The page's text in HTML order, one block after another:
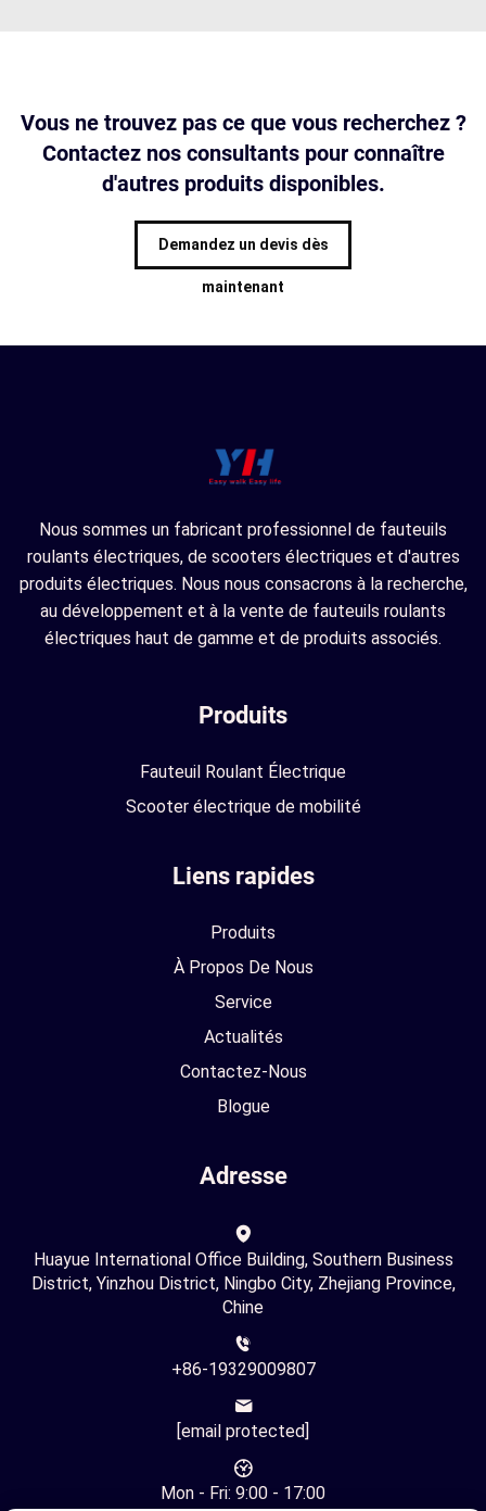
Vous ne trouvez pas ce que vous recherchez ?
Contactez nos consultants pour connaître
d'autres produits disponibles.
Demandez un devis dès
maintenant
Nous sommes un fabricant professionnel de fauteuils
roulants électriques, de scooters électriques et d'autres
produits électriques. Nous nous consacrons à la recherche,
au développement et à la vente de fauteuils roulants
électriques haut de gamme et de produits associés.
Produits
Fauteuil Roulant Électrique
Scooter électrique de mobilité
Liens rapides
Produits
À Propos De Nous
Service
Actualités
Contactez-Nous
Blogue
Adresse
Huayue International Office Building, Southern Business
District, Yinzhou District, Ningbo City, Zhejiang Province,
Chine
+86-19329009807
[email protected]
Mon - Fri: 9:00 - 17:00